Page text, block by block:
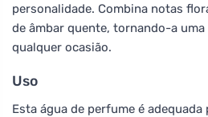
personalidade. Combina notas
de âmbar quente, tornando-a
qualquer ocasião.
Uso
Esta água de perfume é